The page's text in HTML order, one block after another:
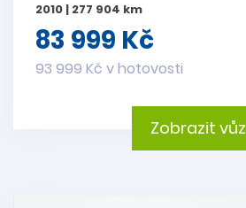
2010 | 277 904 km
83 999 Kč
93 999 Kč v hotovosti
Zobrazit vůz